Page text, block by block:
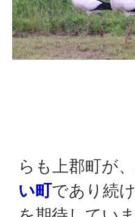
らも上郡町が、
い町であり続